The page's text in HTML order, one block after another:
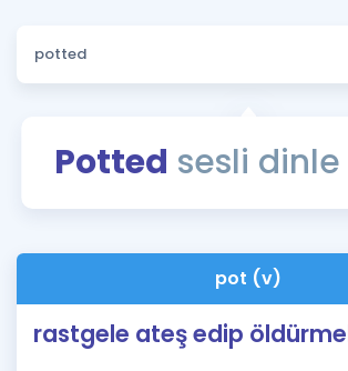
Sözlük
Rehberlik Aracı
ÖSYM Sınav Takvimi
Kampanyalar
Blog
Hakkımızda
Potted sesli dinle
pot (v)
rastgele ateş edip